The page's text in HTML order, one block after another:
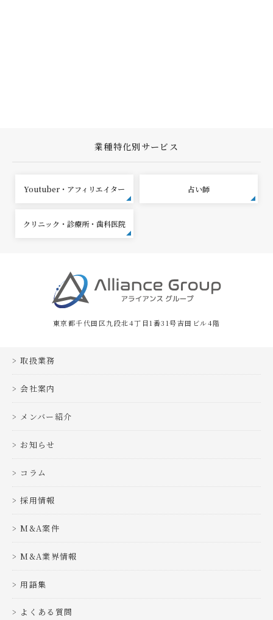
業種特化別サービス
Youtuber・アフィリエイター 占い師
クリニック・診療所・歯科医院
東京都千代田区九段北4丁目1番31号吉田ビル4階
取扱業務
会社案内
メンバー紹介
お知らせ
コラム
採用情報
M&A案件
M&A業界情報
用語集
よくある質問